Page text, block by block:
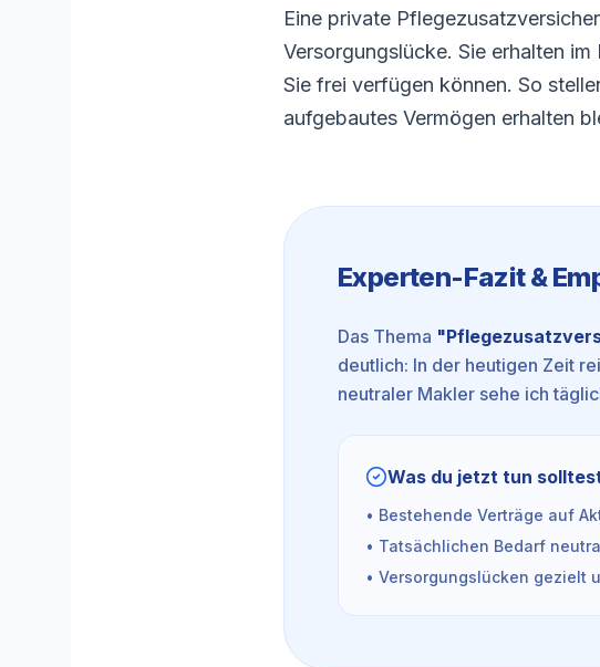
Eine private
Versorgungslücke. Sie erhalten
Sie frei verfügen können. So
aufgebautes Vermögen erhalten
Experten-Fazit &
Das Thema "
deutlich: In der heutigen Zeit
neutraler Makler sehe ich
Was du jetzt tun
• Bestehende Verträge auf
• Tatsächlichen Bedarf
• Versorgungslücken gezielt